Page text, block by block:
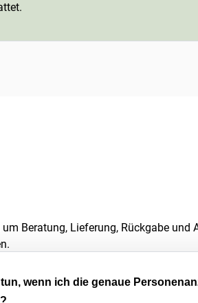
Beratung, Lieferung, Rückgabe und
tun, wenn ich die genaue